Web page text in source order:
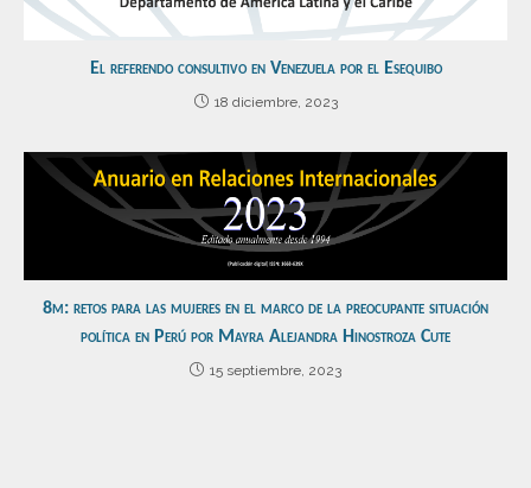
El referendo consultivo en Venezuela por el Esequibo
18 diciembre, 2023
8m: retos para las mujeres en el marco de la preocupante situación
política en Perú por Mayra Alejandra Hinostroza Cute
15 septiembre, 2023